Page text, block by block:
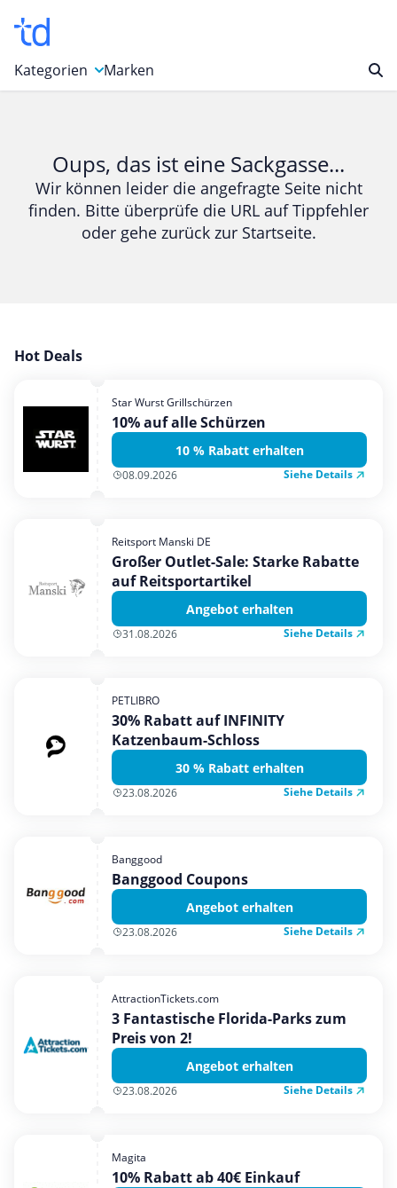
Kategorien
Bücher & Magazine
Computer & Elektronik
Entertainment & Media
Garten, Haushalt & Tiere
Mobilfunk & Internet
Mode & Accessoires
Shopping
Urlaub & Reise
Marken
Oups, das ist eine Sackgasse...
Wir können leider die angefragte Seite nicht
finden. Bitte überprüfe die URL auf Tippfehler
oder gehe zurück zur Startseite.
Hot Deals
Star Wurst Grillschürzen
10% auf alle Schürzen
10 % Rabatt erhalten
08.09.2026 Siehe Details
Reitsport Manski DE
Großer Outlet-Sale: Starke Rabatte
auf Reitsportartikel
Angebot erhalten
31.08.2026 Siehe Details
PETLIBRO
30% Rabatt auf INFINITY
Katzenbaum-Schloss
30 % Rabatt erhalten
23.08.2026 Siehe Details
Banggood
Banggood Coupons
Angebot erhalten
23.08.2026 Siehe Details
AttractionTickets.com
3 Fantastische Florida-Parks zum
Preis von 2!
Angebot erhalten
23.08.2026 Siehe Details
Magita
10% Rabatt ab 40€ Einkauf